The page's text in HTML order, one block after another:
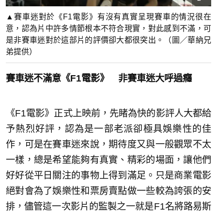
▲賽車迷對於《F1電影》有沒有真實呈現賽車的情況很在
意，認為片中許多情節根本不符合現實，對此感到不滿，可
是非賽車迷對於這部片的評價卻大都很突出。（圖／華納兄
弟提供）
賽車迷不滿意《F1電影》 非賽車迷大呼過癮
《F1電影》正式上映前，先睹為快的影評人大都給
予熱烈好評，認為是一部老派卻極具娛樂性的佳
作，可是在賽車迷來說，期待度又與一般觀眾不太
一樣，總是希望能夠有真實、精彩的場面，讓他們
好好從平日關注的事物上得到滿足。只是商業電影
絕對會為了娛樂性和票房賣點做一些較為誇張的安
排，儘管這一次影片的監製之一就是F1名將路易斯